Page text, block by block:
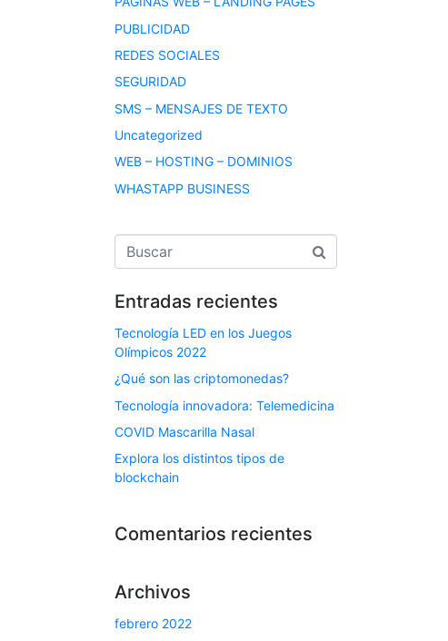
PUBLICIDAD
REDES SOCIALES
SEGURIDAD
SMS – MENSAJES DE TEXTO
Uncategorized
WEB – HOSTING – DOMINIOS
WHASTAPP BUSINESS
Entradas recientes
Tecnología LED en los Juegos
Olímpicos 2022
¿Qué son las criptomonedas?
Tecnología innovadora: Telemedicina
COVID Mascarilla Nasal
Explora los distintos tipos de
blockchain
Comentarios recientes
Archivos
febrero 2022